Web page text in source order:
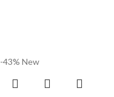
-43% New